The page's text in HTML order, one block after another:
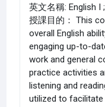
英文名稱: English I ;
授課目的： This
overall English
engaging up-to-
work and general
practice activities
listening and
utilized to